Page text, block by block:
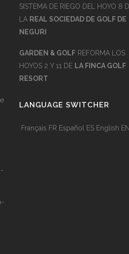
SISTEMA DE RIEGO DEL HOYO 8
LA REAL SOCIEDAD DE GOLF DE
NEGURI
GARDEN & GOLF REFORMA LOS
HOYOS 2 Y 11 DE LA FINCA GOLF
RESORT
LANGUAGE SWITCHER
Français FR Español ES English EN